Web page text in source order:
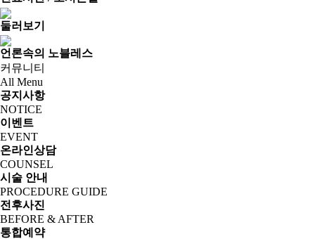
둘러보기
언론속의 노블레스
커뮤니티
All Menu
공지사항
NOTICE
이벤트
EVENT
온라인상담
COUNSEL
시술 안내
PROCEDURE GUIDE
전후사진
BEFORE & AFTER
통합예약